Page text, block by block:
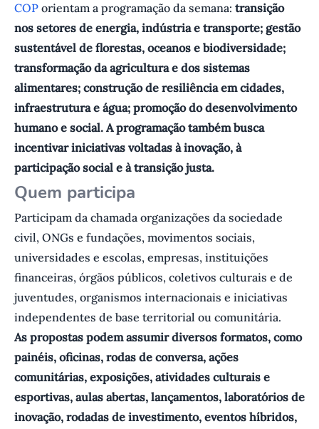
COP orientam a programação da semana: transição
nos setores de energia, indústria e transporte; gestão
sustentável de florestas, oceanos e biodiversidade;
transformação da agricultura e dos sistemas
alimentares; construção de resiliência em cidades,
infraestrutura e água; promoção do desenvolvimento
humano e social. A programação também busca
incentivar iniciativas voltadas à inovação, à
participação social e à transição justa.
Quem participa
Participam da chamada organizações da sociedade
civil, ONGs e fundações, movimentos sociais,
universidades e escolas, empresas, instituições
financeiras, órgãos públicos, coletivos culturais e de
juventudes, organismos internacionais e iniciativas
independentes de base territorial ou comunitária.
As propostas podem assumir diversos formatos, como
painéis, oficinas, rodas de conversa, ações
comunitárias, exposições, atividades culturais e
esportivas, aulas abertas, lançamentos, laboratórios de
inovação, rodadas de investimento, eventos híbridos,